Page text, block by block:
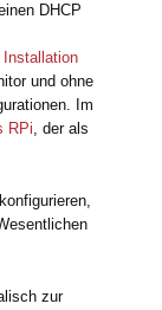
DHCP
Installation
und ohne
Im
RPi, der als
zur